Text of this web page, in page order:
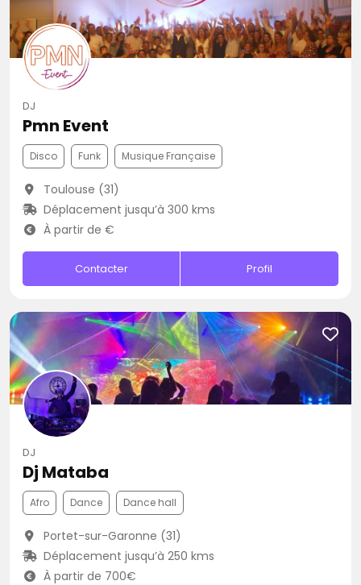
DJ
Pmn Event
Disco Funk Musique Française
Toulouse (31)
Déplacement jusqu’à 300 kms
À partir de €
Contacter Profil
DJ
Dj Mataba
Afro Dance Dance hall
Portet-sur-Garonne (31)
Déplacement jusqu’à 250 kms
À partir de 700€